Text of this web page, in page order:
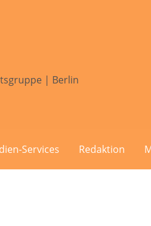
| Berlin
Services Redaktion